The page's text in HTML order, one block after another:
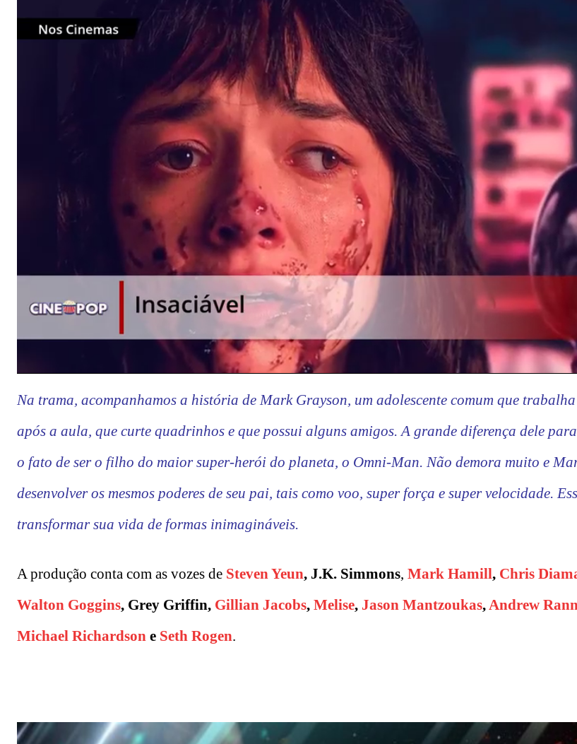
Na trama, acompanhamos a história de Mark Grayson, um adolescente comum que
após a aula, que curte quadrinhos e que possui alguns amigos. A grande diferença dele
o fato de ser o filho do maior super-herói do planeta, o Omni-Man. Não demora muito e
desenvolver os mesmos poderes de seu pai, tais como voo, super força e super velocidade.
transformar sua vida de formas inimagináveis.
A produção conta com as vozes de Steven Yeun, J.K. Simmons, Mark Hamill, Chris
Walton Goggins, Grey Griffin, Gillian Jacobs, Melise, Jason Mantzoukas, Andrew
Michael Richardson e Seth Rogen.